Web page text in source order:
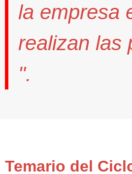
la empresa
realizan las
".
Temario del